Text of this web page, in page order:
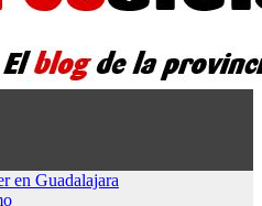
en Guadalajara